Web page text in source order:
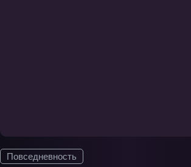
Повседневность